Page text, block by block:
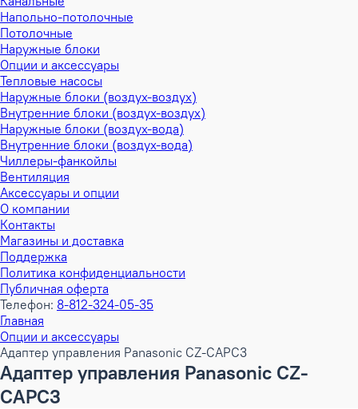
Напольно-потолочные
Потолочные
Наружные блоки
Опции и аксессуары
Тепловые насосы
Наружные блоки (воздух-воздух)
Внутренние блоки (воздух-воздух)
Наружные блоки (воздух-вода)
Внутренние блоки (воздух-вода)
Чиллеры-фанкойлы
Вентиляция
Аксессуары и опции
О компании
Контакты
Магазины и доставка
Поддержка
Политика конфиденциальности
Публичная оферта
Телефон: 8-812-324-05-35
Главная
Опции и аксессуары
Адаптер управления Panasonic CZ-CAPC3
Адаптер управления Panasonic CZ-
CAPC3